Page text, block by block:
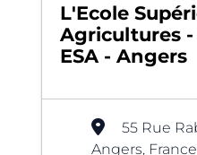
L'Ecole
Agricultures -
ESA - Angers
55 Rue
Angers, France